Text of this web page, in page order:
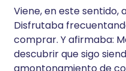
Viene, en este sentido,
Disfrutaba
comprar. Y afirmaba:
descubrir que sigo